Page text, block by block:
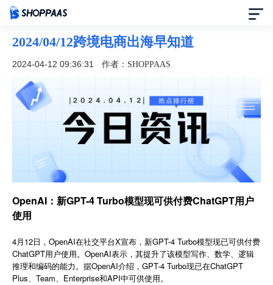
首页
定价
模板中心
合作伙伴
帮助中心
了解我们
2024/04/12跨境电商出海早知道
2024-04-12 09:36:31 作者：SHOPPAAS
OpenAI：新GPT-4 Turbo模型现可供付费ChatGPT用户
使用
4月12日，OpenAI在社交平台X宣布，新GPT-4 Turbo模型现已可供付费
ChatGPT用户使用。OpenAI表示，其提升了该模型写作、数学、逻辑
推理和编码的能力。据OpenAI介绍，GPT-4 Turbo现已在ChatGPT
Plus、Team、Enterprise和API中可供使用。